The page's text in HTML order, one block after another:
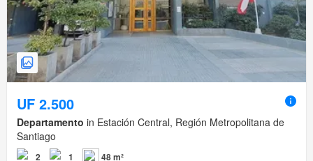
UF 2.500
Departamento in Estación Central, Región Metropolitana de
Santiago
2 1 48 m²